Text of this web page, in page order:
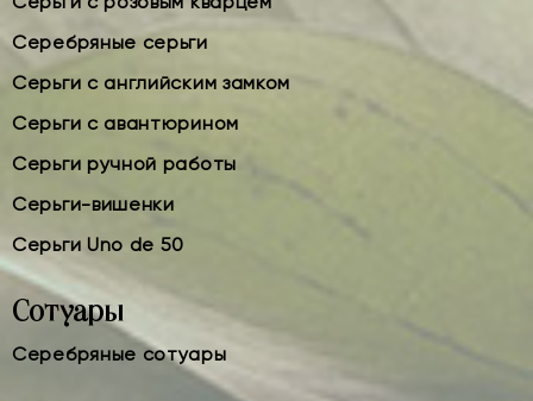
Серебряные серьги
Серьги с английским замком
Серьги с авантюрином
Серьги ручной работы
Серьги-вишенки
Серьги Uno de 50
Сотуары
Серебряные сотуары